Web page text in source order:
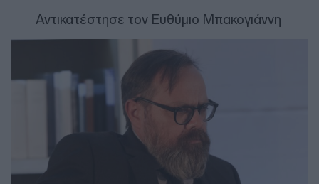
Αντικατέστησε τον Ευθύμιο Μπακογιάννη